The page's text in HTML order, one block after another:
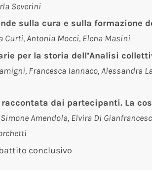
Severini
sulla cura e sulla formazione
Curti, Antonia Mocci, Elena Masini
per la storia dell’Analisi
Francesca Iannaco, Alessandra
raccontata dai partecipanti. La
Amendola, Elvira Di
conclusivo